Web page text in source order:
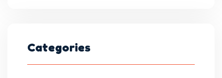
Categories